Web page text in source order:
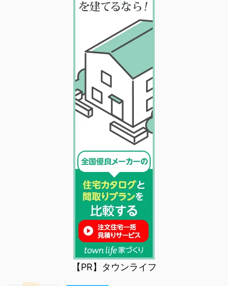
【PR】タウンライフ